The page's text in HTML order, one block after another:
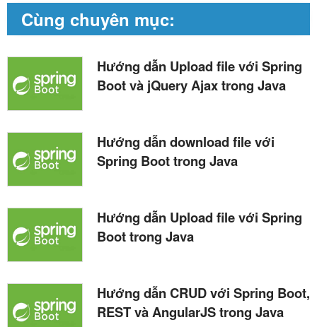
Cùng chuyên mục:
Hướng dẫn Upload file với Spring
Boot và jQuery Ajax trong Java
Hướng dẫn download file với
Spring Boot trong Java
Hướng dẫn Upload file với Spring
Boot trong Java
Hướng dẫn CRUD với Spring Boot,
REST và AngularJS trong Java